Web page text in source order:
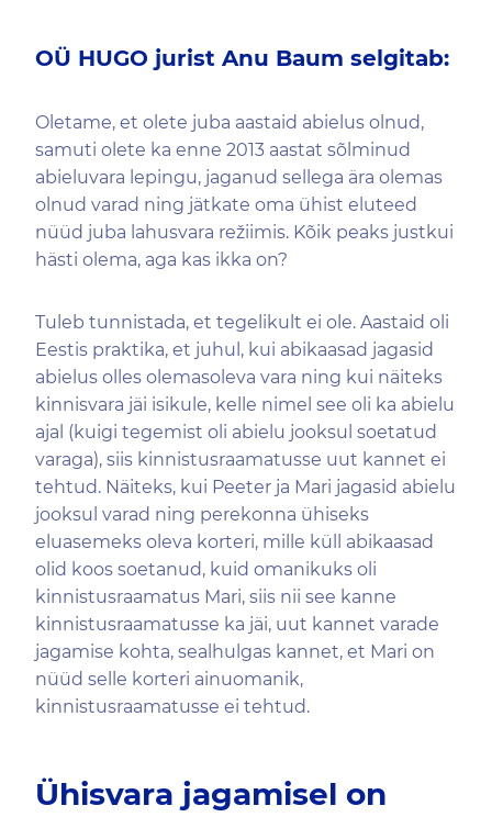
OÜ HUGO jurist Anu Baum selgitab:
Oletame, et olete juba aastaid abielus olnud,
samuti olete ka enne 2013 aastat sõlminud
abieluvara lepingu, jaganud sellega ära olemas
olnud varad ning jätkate oma ühist eluteed
nüüd juba lahusvara režiimis. Kõik peaks justkui
hästi olema, aga kas ikka on?
Tuleb tunnistada, et tegelikult ei ole. Aastaid oli
Eestis praktika, et juhul, kui abikaasad jagasid
abielus olles olemasoleva vara ning kui näiteks
kinnisvara jäi isikule, kelle nimel see oli ka abielu
ajal (kuigi tegemist oli abielu jooksul soetatud
varaga), siis kinnistusraamatusse uut kannet ei
tehtud. Näiteks, kui Peeter ja Mari jagasid abielu
jooksul varad ning perekonna ühiseks
eluasemeks oleva korteri, mille küll abikaasad
olid koos soetanud, kuid omanikuks oli
kinnistusraamatus Mari, siis nii see kanne
kinnistusraamatusse ka jäi, uut kannet varade
jagamise kohta, sealhulgas kannet, et Mari on
nüüd selle korteri ainuomanik,
kinnistusraamatusse ei tehtud.
Ühisvara jagamisel on